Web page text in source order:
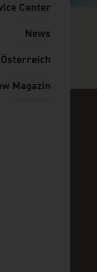
Center
News
Magazin